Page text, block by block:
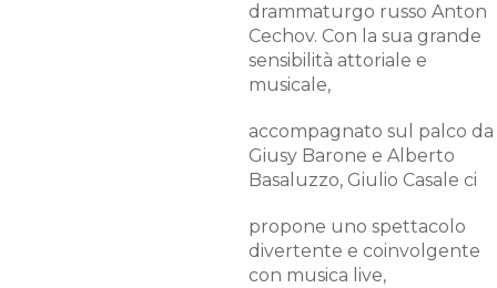
drammaturgo russo Anton
Cechov. Con la sua grande
sensibilità attoriale e
musicale,
accompagnato sul palco da
Giusy Barone e Alberto
Basaluzzo, Giulio Casale ci
propone uno spettacolo
divertente e coinvolgente
con musica live,